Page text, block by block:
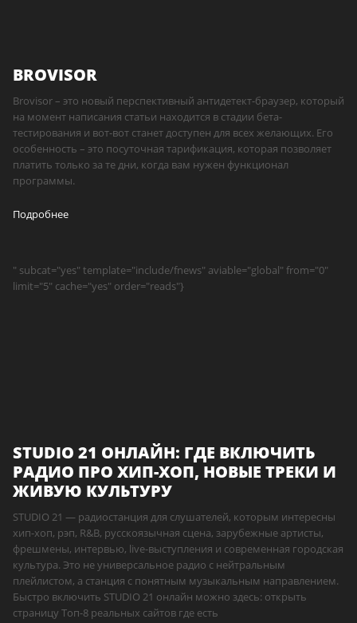
BROVISOR
Brovisor – это новый перспективный антидетект-браузер, который
на момент написания статьи находится в стадии бета-
тестирования и вот-вот станет доступен для всех желающих. Его
особенность – это посуточная тарификация, которая позволяет
платить только за те дни, когда вам нужен функционал
программы.
Подробнее
" subcat="yes" template="include/fnews" aviable="global" from="0"
limit="5" cache="yes" order="reads"}
STUDIO 21 ОНЛАЙН: ГДЕ ВКЛЮЧИТЬ
РАДИО ПРО ХИП-ХОП, НОВЫЕ ТРЕКИ И
ЖИВУЮ КУЛЬТУРУ
STUDIO 21 — радиостанция для слушателей, которым интересны
хип-хоп, рэп, R&B, русскоязычная сцена, зарубежные артисты,
фрешмены, интервью, live-выступления и современная городская
культура. Это не универсальное радио с нейтральным
плейлистом, а станция с понятным музыкальным направлением.
Быстро включить STUDIO 21 онлайн можно здесь: открыть
страницу Топ-8 реальных сайтов где есть